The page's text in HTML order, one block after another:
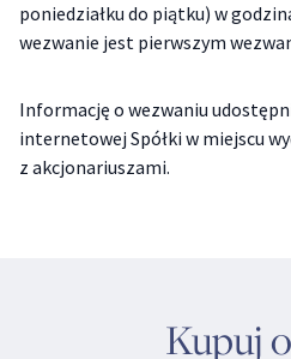
poniedziałku do piątku) w
wezwanie jest pierwszym
Informację o wezwaniu
internetowej Spółki w miejscu
z akcjonariuszami.
Kupuj